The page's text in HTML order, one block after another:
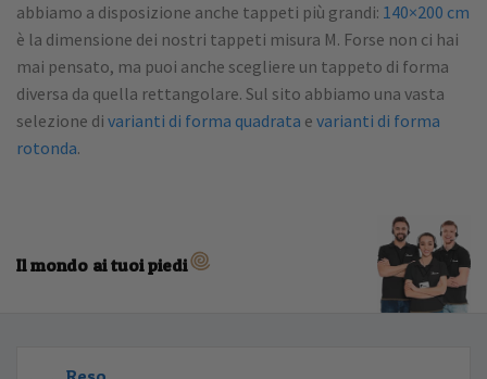
abbiamo a disposizione anche tappeti più grandi: 140×200 cm
è la dimensione dei nostri tappeti misura M. Forse non ci hai
mai pensato, ma puoi anche scegliere un tappeto di forma
diversa da quella rettangolare. Sul sito abbiamo una vasta
selezione di varianti di forma quadrata e varianti di forma
rotonda.
Il mondo ai tuoi piedi